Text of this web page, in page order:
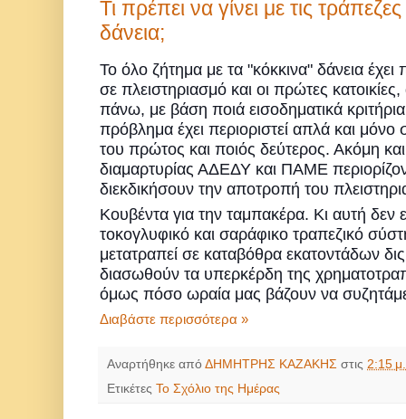
Τι πρέπει να γίνει με τις
δάνεια;
Το όλο ζήτημα με τα "κόκκινα" δάνεια έχει
σε πλειστηριασμό και οι πρώτες
πάνω, με βάση ποιά εισοδηματικά
πρόβλημα έχει περιοριστεί απλά και μόνο
του πρώτος και ποιός δεύτερος. Ακόμη
διαμαρτυρίας ΑΔΕΔΥ και ΠΑΜΕ
διεκδικήσουν την αποτροπή του
Κουβέντα για την ταμπακέρα. Κι αυτή δεν
τοκογλυφικό και σαράφικο τραπεζικό
μετατραπεί σε καταβόθρα εκατοντάδων
διασωθούν τα υπερκέρδη της
όμως πόσο ωραία μας βάζουν να
Διαβάστε περισσότερα »
Αναρτήθηκε από ΔΗΜΗΤΡΗΣ ΚΑΖΑΚΗΣ στις 2:15
Ετικέτες Το Σχόλιο της Ημέρας